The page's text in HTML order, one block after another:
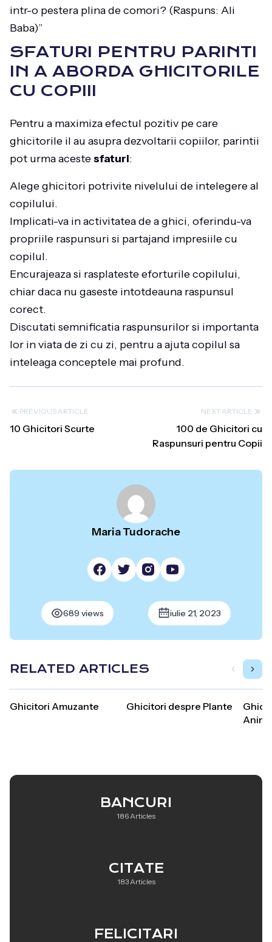
intr-o pestera plina de comori? (Raspuns: Ali
Baba)”
SFATURI PENTRU PARINTI
IN A ABORDA GHICITORILE
CU COPIII
Pentru a maximiza efectul pozitiv pe care
ghicitorile il au asupra dezvoltarii copiilor, parintii
pot urma acestesfaturi:
Alege ghicitori potrivite nivelului de intelegere al
copilului.
Implicati-va in activitatea de a ghici, oferindu-va
propriile raspunsuri si partajand impresiile cu
copilul.
Encurajeaza si rasplateste eforturile copilului,
chiar daca nu gaseste intotdeauna raspunsul
corect.
Discutati semnificatia raspunsurilor si importanta
lor in viata de zi cu zi, pentru a ajuta copilul sa
inteleaga conceptele mai profund.
PREVIOUS ARTICLE
10 Ghicitori Scurte
NEXT ARTICLE
100 de Ghicitori cu
Raspunsuri pentru Copii
Maria Tudorache
689 views iulie 21, 2023
RELATED ARTICLES
Ghicitori Amuzante Ghicitori despre Plante
BANCURI
186 Articles
CITATE
183 Articles
FELICITARI